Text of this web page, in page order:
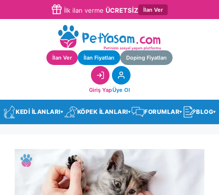
İlk ilan verme ÜCRETSİZ İlan Ver
İlan Ver İlan Fiyatları Doping Fiyatları
Giriş YapÜye Ol
KEDİ İLANLARI▾ KÖPEK İLANLARI▾ FORUMLAR▾ BLOG▾